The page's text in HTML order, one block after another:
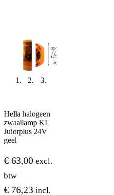
Hella halogeen
zwaailamp KL
Juiorplus 24V
geel
€ 63,00 excl.
btw
€ 76,23 incl.